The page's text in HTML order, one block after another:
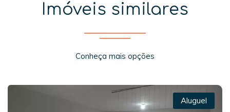
Imóveis similares
Conheça mais opções
Aluguel